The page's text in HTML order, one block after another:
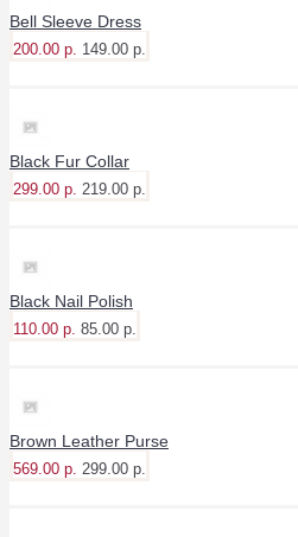
Bell Sleeve Dress
200.00 р. 149.00 р.
Black Fur Collar
299.00 р. 219.00 р.
Black Nail Polish
110.00 р. 85.00 р.
Brown Leather Purse
569.00 р. 299.00 р.